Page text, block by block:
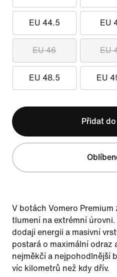
EU 44.5 EU
EU 46 EU
EU 48.5 EU
Přidat
V botách Vomero Premium
tlumení na extrémní
dodají energii a masivní
postará o maximální odraz
nejměkčí a nejpohodlnější
víc kilometrů než kdy dřív.